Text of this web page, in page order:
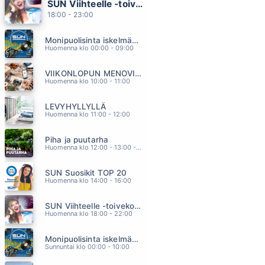
PÄÄSTÄ PAHASTA
PIMEYDEN TANGO
TÄHDET MEREN YLLÄ
PUHTAAT MUNAT JA VILPITÖN MIELI
SUN Viihteelle -toivekonsertti
18:00 - 23:00
Monipuolisinta iskelmää ja parasta poppia
Huomenna klo 00:00 - 09:00
VIIKONLOPUN MENOVINKIT
Huomenna klo 10:00 - 11:00
LEVYHYLLYLLÄ
Huomenna klo 11:00 - 12:00
Piha ja puutarha
Huomenna klo 12:00 - 13:00 - Studiossa: Pinsiön Taimisto
SUN Suosikit TOP 20
Huomenna klo 14:00 - 16:00
SUN Viihteelle -toivekonsertti
Huomenna klo 18:00 - 22:00
Monipuolisinta iskelmää ja parasta poppia
Sunnuntai klo 00:00 - 10:00